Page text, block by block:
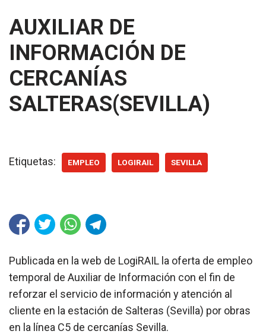
AUXILIAR DE
INFORMACIÓN DE
CERCANÍAS
SALTERAS(SEVILLA)
Etiquetas: EMPLEO LOGIRAIL SEVILLA
Publicada en la web de LogiRAIL la oferta de empleo
temporal de Auxiliar de Información con el fin de
reforzar el servicio de información y atención al
cliente en la estación de Salteras (Sevilla) por obras
en la línea C5 de cercanías Sevilla.